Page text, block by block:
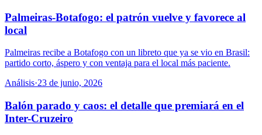
Palmeiras-Botafogo: el patrón vuelve y favorece al
local
Palmeiras recibe a Botafogo con un libreto que ya se vio en Brasil:
partido corto, áspero y con ventaja para el local más paciente.
Análisis·23 de junio, 2026
Balón parado y caos: el detalle que premiará en el
Inter-Cruzeiro